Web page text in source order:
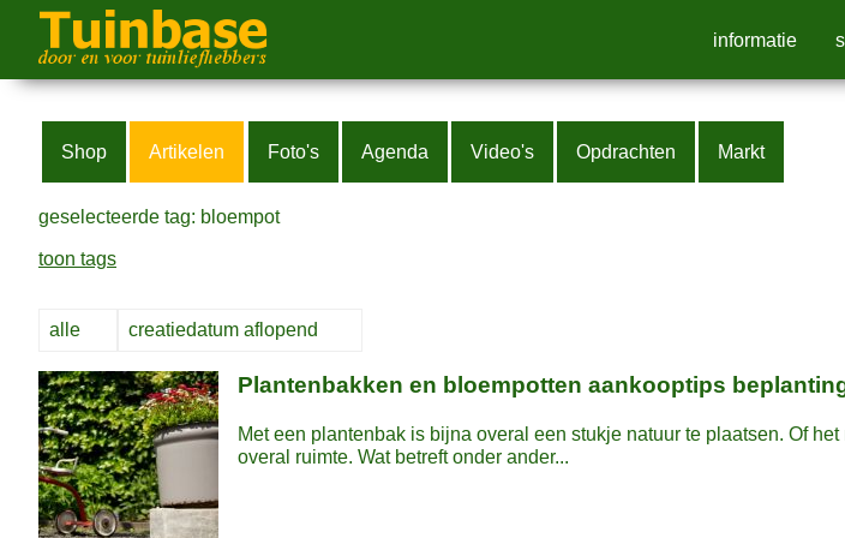
informatie
Shop Artikelen Foto's Agenda Video's Opdrachten Markt
geselecteerde tag: bloempot
toon tags
Plantenbakken en bloempotten aankooptips
Met een plantenbak is bijna overal een stukje natuur te plaatsen. Of
overal ruimte. Wat betreft onder ander...